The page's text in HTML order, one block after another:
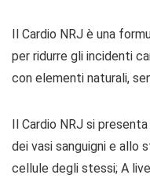
Il Cardio NRJ è una
per ridurre gli incidenti
con elementi naturali,
Il Cardio NRJ si
dei vasi sanguigni e allo
cellule degli stessi; A